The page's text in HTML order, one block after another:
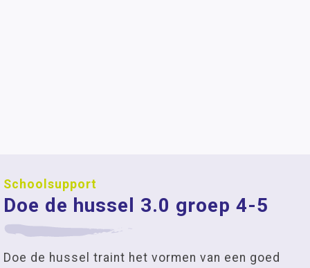
Schoolsupport
Doe de hussel 3.0 groep 4-5
Doe de hussel traint het vormen van een goed